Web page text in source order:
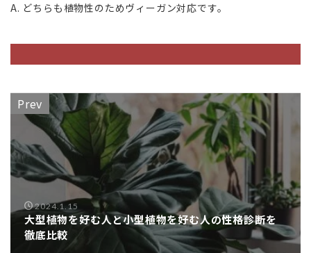
A. どちらも植物性のためヴィーガン対応です。
Prev
2024.1.15
大型植物を好む人と小型植物を好む人の性格診断を
徹底比較